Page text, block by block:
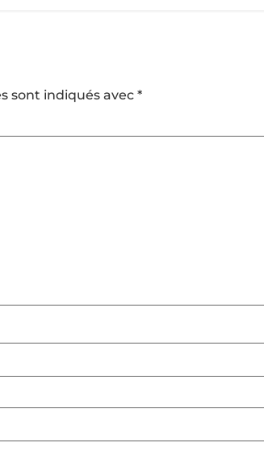
sont indiqués avec *